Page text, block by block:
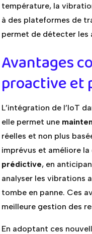
température, la
à des plateformes de
permet de détecter les
Avantages
proactive
L’intégration de l’IoT
elle permet une
réelles et non plus
imprévus et améliore
prédictive, en
analyser les vibrations
tombe en panne. Ces
meilleure gestion des
En adoptant ces